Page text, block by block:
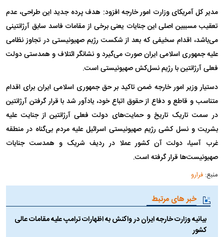
مدیر کل آمریکای وزارت امور خارجه افزود: هدف پرده جدید این طراحی، عدم
تعقیب مسببین اصلی این جنایات یعنی برخی از مقامات فاسد سابق آرژانتینی
می‌باشد، اقدام سخیفی که بعد از شکست رژیم صهیونیستی در تجاوز نظامی
علیه جمهوری اسلامی ایران صورت می‌گیرد و نشانگر ائتلاف و همدستی دولت
فعلی آرژانتین با رژیم نسل‌کش صهیونیستی است.
دستیار وزیر امور خارجه ضمن تاکید بر حق جمهوری اسلامی ایران برای اقدام
متناسب و قاطع و دفاع از حقوق اتباع خود، یادآور شد با قرار گرفتن آرژانتین
در سمت تاریک تاریخ و حمایت‌های دولت فعلی آرژانتین از جنایت علیه
بشریت و نسل کشی رژیم صهیونیستی اسرائیل علیه مردم بی‌گناه در منطقه
غرب آسیا، دولت آن کشور عملا در ردیف شریک و همدست جنایات
صهیونیست‌ها قرار گرفته است.
منبع:فرارو
خبر های مرتبط
بیانیه وزارت خارجه ایران در واکنش به اظهارات ترامپ علیه مقامات عالی
کشور